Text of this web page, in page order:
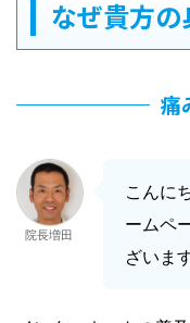
なぜ貴方の
痛
院長増田
こんに
ームペ
ざいま